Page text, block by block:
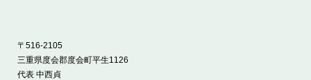
〒516-2105
三重県度会郡度会町平生1126
代表 中西貞